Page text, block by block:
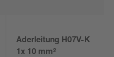
Aderleitung H07V-K
1x 10 mm²